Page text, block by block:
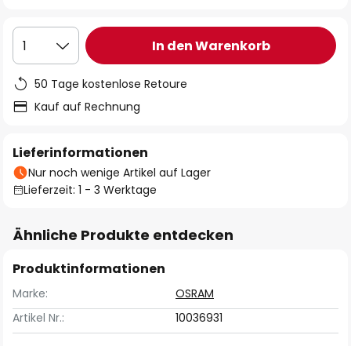
1 In den Warenkorb
50 Tage kostenlose Retoure
Kauf auf Rechnung
Lieferinformationen
Nur noch wenige Artikel auf Lager
Lieferzeit: 1 - 3 Werktage
Ähnliche Produkte entdecken
Produktinformationen
Marke:
OSRAM
Artikel Nr.:
10036931